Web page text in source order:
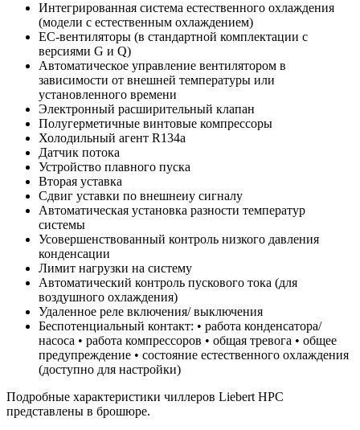
Интегрированная система естественного охлаждения
(модели с естественным охлаждением)
EC-вентиляторы (в стандартной комплектации с
версиями G и Q)
Автоматическое управление вентилятором в
зависимости от внешней температуры или
установленного времени
Электронный расширительный клапан
Полугерметичные винтовые компрессоры
Холодильный агент R134a
Датчик потока
Устройство плавного пуска
Вторая уставка
Сдвиг уставки по внешнеиу сигналу
Автоматическая установка разности температур
системы
Усовершенствованный контроль низкого давления
конденсации
Лимит нагрузки на систему
Автоматический контроль пускового тока (для
воздушного охлаждения)
Удаленное реле включения/ выключения
Беспотенциальный контакт: • работа конденсатора/
насоса • работа компрессоров • общая тревога • общее
предупреждение • состояние естественного охлаждения
(доступно для настройки)
Подробные характеристики чиллеров Liebert HPC
представлены в брошюре.